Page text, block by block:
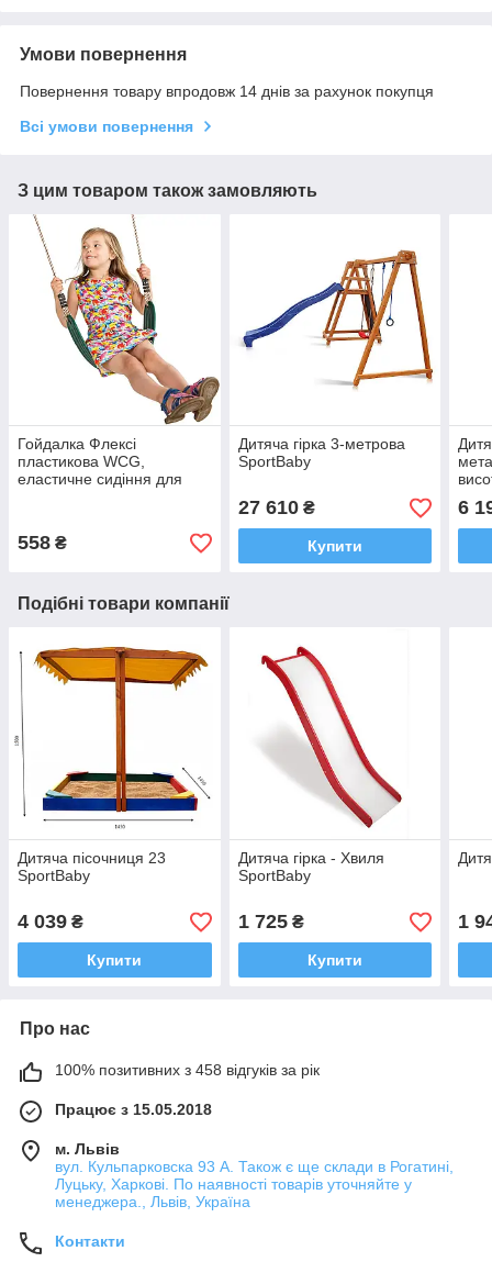
Умови повернення
Повернення товару впродовж 14 днів за рахунок покупця
Всі умови повернення
З цим товаром також замовляють
Гойдалка Флексі
пластикова WCG,
еластичне сидіння для
558 ₴
Дитяча гірка 3-метрова
SportBaby
27 610₴
Купити
6
Подібні товари компанії
Дитяча пісочниця 23
SportBaby
4 039 ₴
Купити
Дитяча гірка - Хвиля
SportBaby
1 725₴
Купити
1
Про нас
100% позитивних з 458 відгуків за рік
Працює з 15.05.2018
м. Львів
вул. Кульпарковска 93 А. Також є ще склади в Рогатині,
Луцьку, Харкові. По наявності товарів уточняйте у
менеджера., Львів, Україна
Контакти